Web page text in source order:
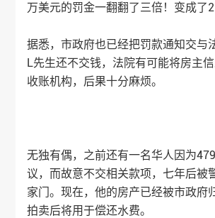
万美元的罚金一翻翻了三倍！变成了
据悉，市政府也已经把罚款通知交与
L先生还不交钱，法院有可能将房主
收账机构，后果十分麻烦。
无独有偶，之前还有一名华人因为
议，而故意不交相关款项，七年后被
家门。现在，他的房产已经被市政府
拍卖后将用于偿还水费。